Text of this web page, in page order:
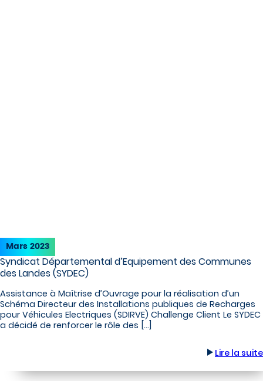
Mars 2023
Syndicat Départemental d’Equipement des Communes
des Landes (SYDEC)
Assistance à Maîtrise d’Ouvrage pour la réalisation d’un
Schéma Directeur des Installations publiques de Recharges
pour Véhicules Electriques (SDIRVE) Challenge Client Le SYDEC
a décidé de renforcer le rôle des […]
Lire la suite